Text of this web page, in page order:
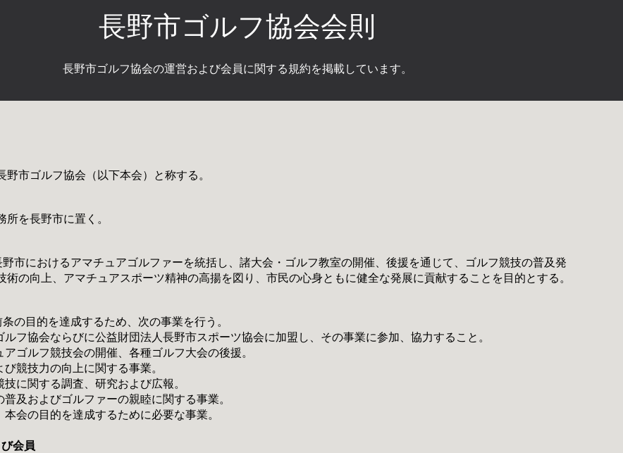
長野市ゴルフ協会会則
長野市ゴルフ協会の運営および会員に関する規約を掲載しています。
市ゴルフ協会（以下本会）と称する。
所を長野市に置く。
市におけるアマチュアゴルファーを統括し、諸大会・ゴルフ教室の開催、後援を通じて、ゴルフ競技の普及発
術の向上、アマチュアスポーツ精神の高揚を図り、市民の心身ともに健全な発展に貢献することを目的とする。
の目的を達成するため、次の事業を行う。
ルフ協会ならびに公益財団法人長野市スポーツ協会に加盟し、その事業に参加、協力すること。
アゴルフ競技会の開催、各種ゴルフ大会の後援。
び競技力の向上に関する事業。
技に関する調査、研究および広報。
普及およびゴルファーの親睦に関する事業。
本会の目的を達成するために必要な事業。
会員